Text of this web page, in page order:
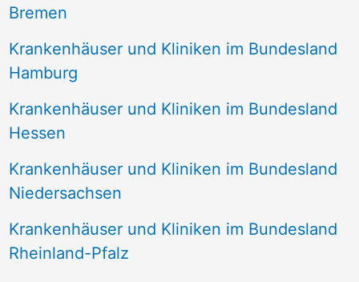
Bremen
Krankenhäuser und Kliniken im Bundesland
Hamburg
Krankenhäuser und Kliniken im Bundesland
Hessen
Krankenhäuser und Kliniken im Bundesland
Niedersachsen
Krankenhäuser und Kliniken im Bundesland
Rheinland-Pfalz